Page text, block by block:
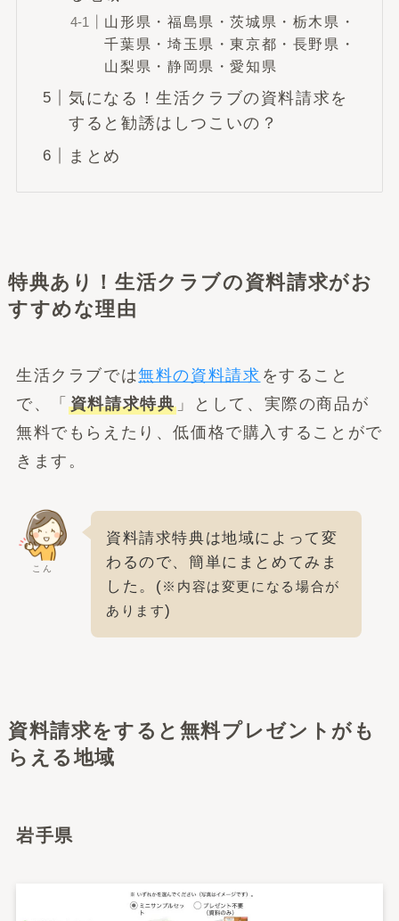
山形県・福島県・茨城県・栃木県・
千葉県・埼玉県・東京都・長野県・
山梨県・静岡県・愛知県
気になる！生活クラブの資料請求を
すると勧誘はしつこいの？
まとめ
特典あり！生活クラブの資料請求がお
すすめな理由
生活クラブでは無料の資料請求 をすること
で、「 資料請求特典 」として、実際の商品が
無料でもらえたり、低価格で購入することがで
きます。
こん
資料請求特典は地域によって変
わるので、簡単にまとめてみま
した。(※内容は変更になる場合が
あります)
資料請求をすると無料プレゼントがも
らえる地域
岩手県